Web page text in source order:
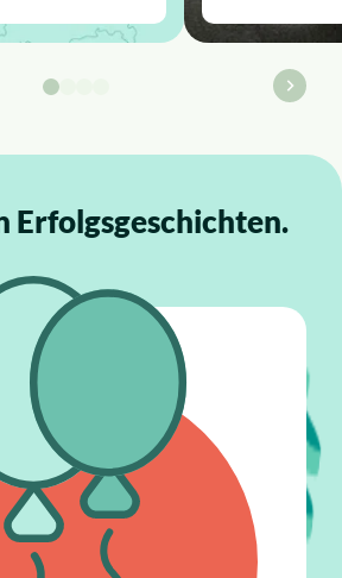
Erfolgsgeschichten.